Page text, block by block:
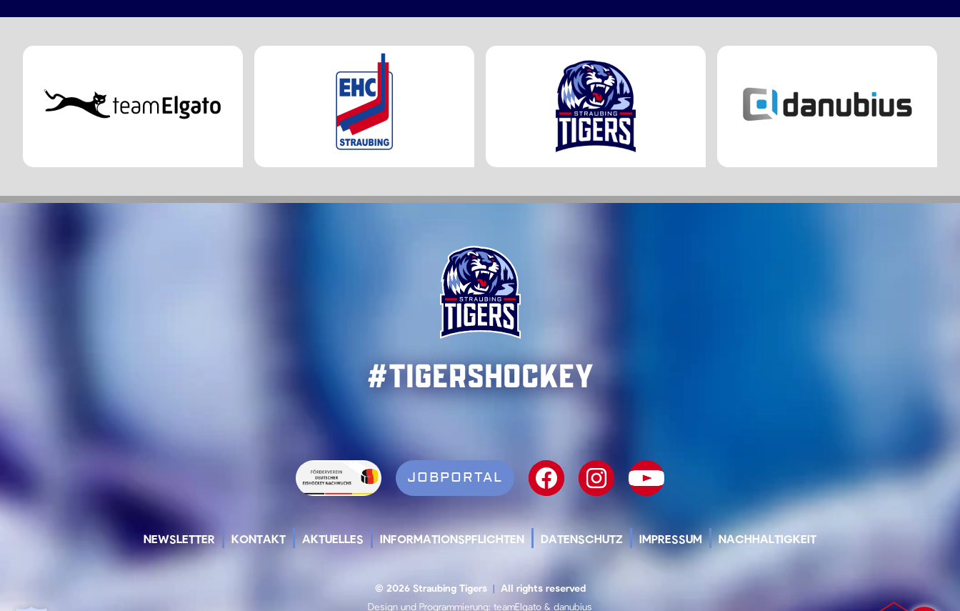
#TigersHockey
JOBPORTAL
NEWSLETTER KONTAKT AKTUELLES INFORMATIONSPFLICHTEN DATENSCHUTZ IMPRESSUM NACHHALTIGKEIT
© 2026 Straubing Tigers | All rights reserved
Design und Programmierung: teamElgato & danubius